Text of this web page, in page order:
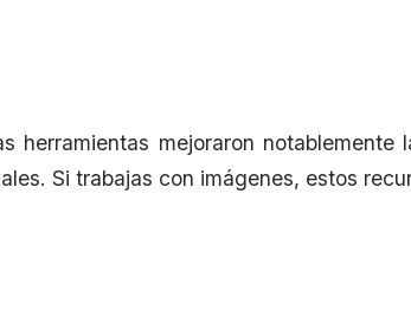
herramientas mejoraron
Si trabajas con imágenes, estos